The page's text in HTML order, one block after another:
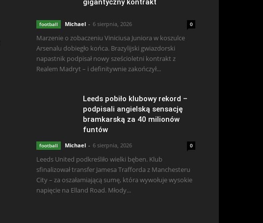
gigantyczny kontrakt
football Michael - 6 sierpnia, 2026 0
Marzenie o zobaczeniu Viniciusa Juniora w koszulce
Arsenalu dobiegło końca. Brazylijski gwiazdorski
napastnik podpisał nowy sześcioletni kontrakt z
Realem Madryt – i definitywnie zakończył...
Leeds pobiło klubowy rekord –
podpisali angielską sensację
bramkarską za 40 milionów
funtów
football Michael - 6 sierpnia, 2026 0
Leeds United podkreśliło wielki bęben. Klub
sfinalizował transfer Jamesa Trafforda z Manchesteru
City – za oszałamiającą sumę, która wywołuje wysokie
napięcie na Elland Road. Młody...